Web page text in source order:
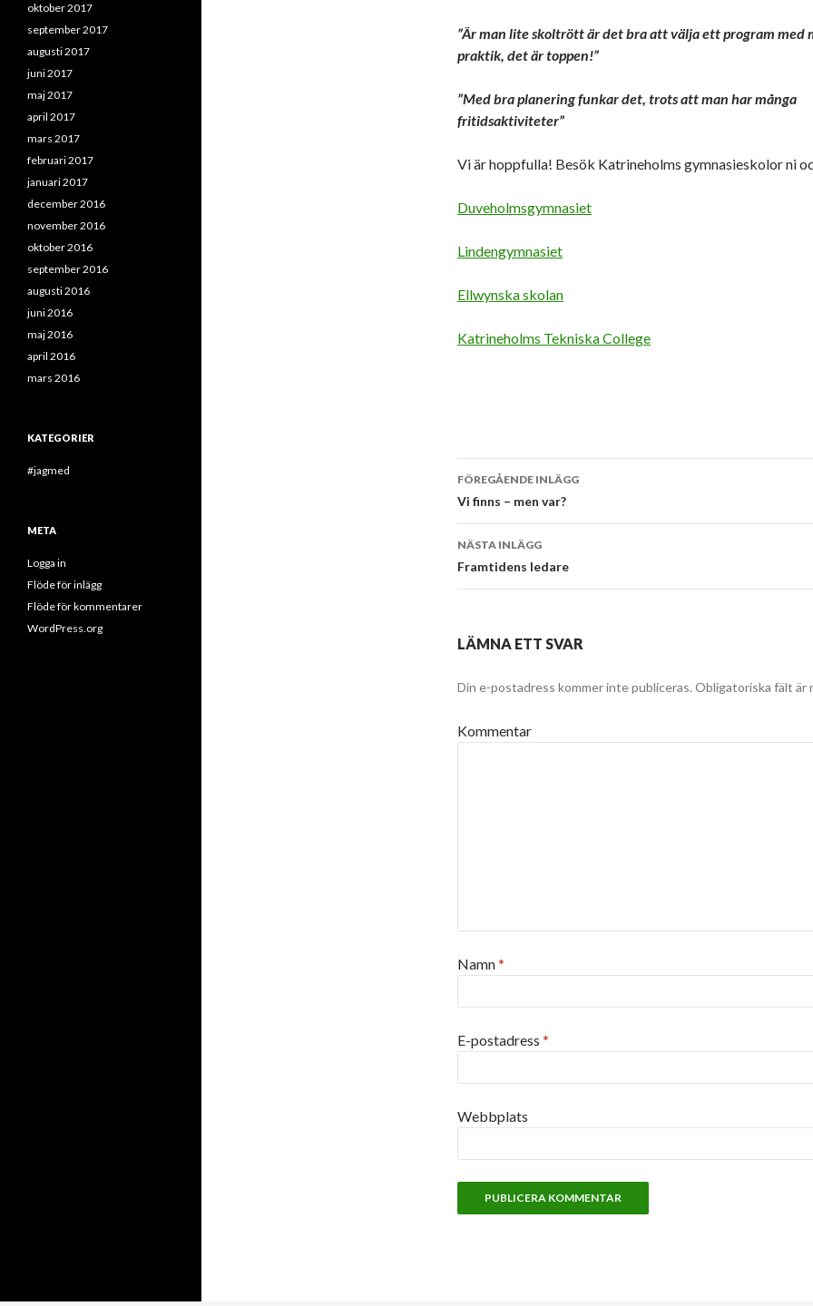
”Är man lite skoltrött är det bra att välja ett program med
praktik, det är toppen!”
”Med bra planering funkar det, trots att man har många
fritidsaktiviteter”
Vi är hoppfulla! Besök Katrineholms gymnasieskolor ni
Duveholmsgymnasiet
Lindengymnasiet
Ellwynska skolan
Katrineholms Tekniska College
Inläggsnavigering
FÖREGÅENDE INLÄGG
Vi finns – men var?
NÄSTA INLÄGG
Framtidens ledare
LÄMNA ETT SVAR
Din e-postadress kommer inte publiceras. Obligatoriska fält är
Kommentar
Namn*
E-postadress *
Webbplats
oktober 2017
september 2017
augusti 2017
juni 2017
maj 2017
april 2017
mars 2017
februari 2017
januari 2017
december 2016
november 2016
oktober 2016
september 2016
augusti 2016
juni 2016
maj 2016
april 2016
mars 2016
KATEGORIER
#jagmed
META
Logga in
Flöde för inlägg
Flöde för kommentarer
WordPress.org